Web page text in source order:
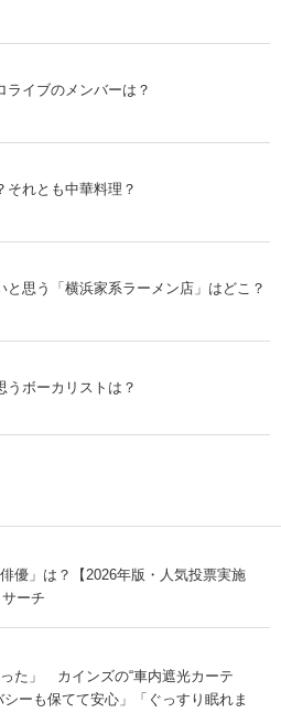
ライブのメンバーは？
それとも中華料理？
と思う「横浜家系ラーメン店」はどこ？
うボーカリストは？
優」は？【2026年版・人気投票実施
ーチ
った」 カインズの“車内遮光カーテ
ーも保てて安心」「ぐっすり眠れま